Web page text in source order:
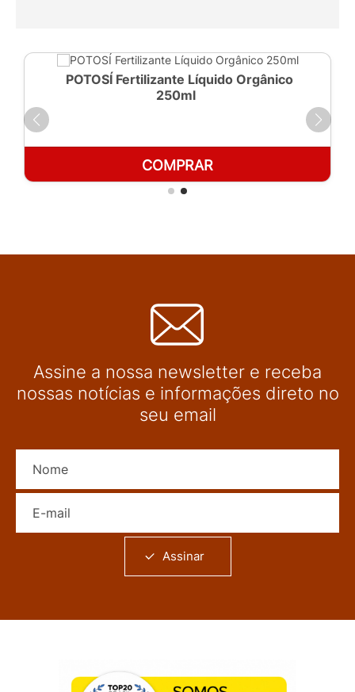
POTOSÍ Fertilizante Líquido Orgânico
250ml
COMPRAR
Assine a nossa newsletter e receba
nossas notícias e informações direto no
seu email
Assinar